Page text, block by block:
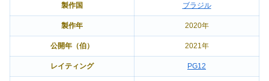
製作国 ブラジル
製作年 2020年
公開年（伯） 2021年
レイティング PG12